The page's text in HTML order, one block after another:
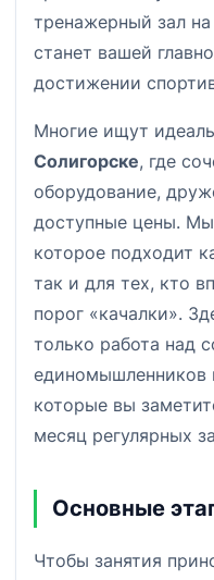
тренажерный зал
станет вашей
достижении
Многие ищут
Солигорске, где
оборудование,
доступные цены. Мы
которое подходит
так и для тех, кто
порог «качалки».
только работа над
единомышленников
которые вы
месяц регулярных
Основные
Чтобы занятия